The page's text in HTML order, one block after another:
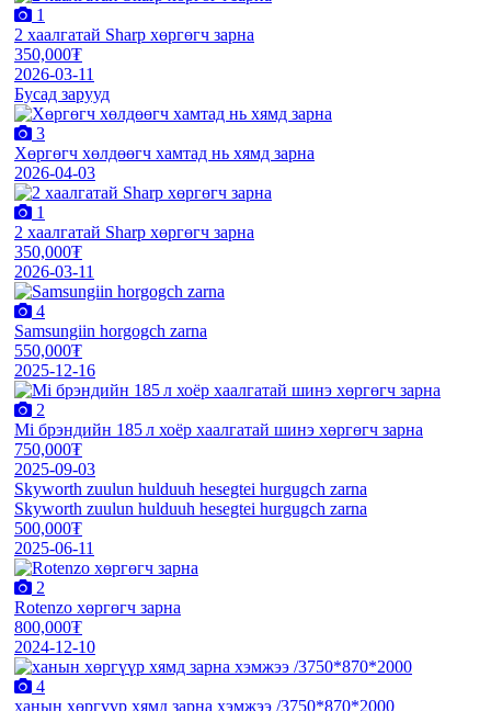
1
2 хаалгатай Sharp хөргөгч зарна
350,000₮
2026-03-11
Бусад зарууд
3
Хөргөгч хөлдөөгч хамтад нь хямд зарна
2026-04-03
1
2 хаалгатай Sharp хөргөгч зарна
350,000₮
2026-03-11
4
Samsungiin horgogch zarna
550,000₮
2025-12-16
2
Mi брэндийн 185 л хоёр хаалгатай шинэ хөргөгч зарна
750,000₮
2025-09-03
Skyworth zuulun hulduuh hesegtei hurgugch zarna
Skyworth zuulun hulduuh hesegtei hurgugch zarna
500,000₮
2025-06-11
2
Rotenzo хөргөгч зарна
800,000₮
2024-12-10
4
ханын хөргүүр хямд зарна хэмжээ /3750*870*2000